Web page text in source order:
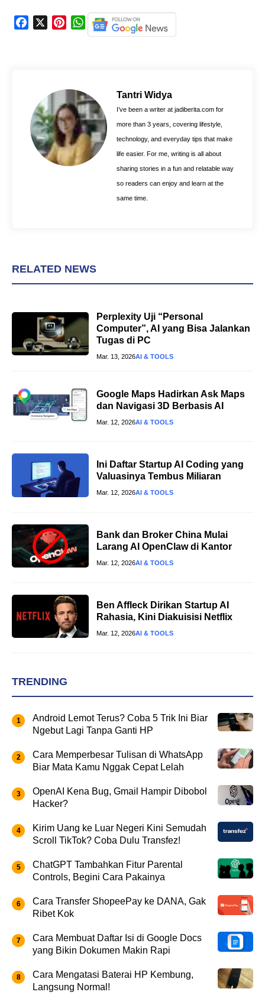
k
e
s
t
W
h
A
p
p
Tantri Widya
I’ve been a writer at jadiberita.com for
more than 3 years, covering lifestyle,
technology, and everyday tips that make
life easier. For me, writing is all about
sharing stories in a fun and relatable way
so readers can enjoy and learn at the
same time.
RELATED NEWS
Perplexity Uji “Personal
Computer”, AI yang Bisa Jalankan
Tugas di PC
Mar. 13, 2026AI & TOOLS
Google Maps Hadirkan Ask Maps
dan Navigasi 3D Berbasis AI
Mar. 12, 2026AI & TOOLS
Ini Daftar Startup AI Coding yang
Valuasinya Tembus Miliaran
Mar. 12, 2026AI & TOOLS
Bank dan Broker China Mulai
Larang AI OpenClaw di Kantor
Mar. 12, 2026AI & TOOLS
Ben Affleck Dirikan Startup AI
Rahasia, Kini Diakuisisi Netflix
Mar. 12, 2026AI & TOOLS
TRENDING
Android Lemot Terus? Coba 5 Trik Ini Biar
Ngebut Lagi Tanpa Ganti HP
Cara Memperbesar Tulisan di WhatsApp
Biar Mata Kamu Nggak Cepat Lelah
OpenAI Kena Bug, Gmail Hampir Dibobol
Hacker?
Kirim Uang ke Luar Negeri Kini Semudah
Scroll TikTok? Coba Dulu Transfez!
ChatGPT Tambahkan Fitur Parental
Controls, Begini Cara Pakainya
Cara Transfer ShopeePay ke DANA, Gak
Ribet Kok
Cara Membuat Daftar Isi di Google Docs
yang Bikin Dokumen Makin Rapi
Cara Mengatasi Baterai HP Kembung,
Langsung Normal!